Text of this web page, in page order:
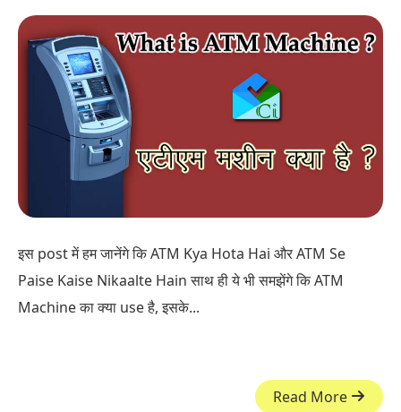
इस post में हम जानेंगे कि ATM Kya Hota Hai और ATM Se
Paise Kaise Nikaalte Hain साथ ही ये भी समझेंगे कि ATM
Machine का क्या use है, इसके...
Read More